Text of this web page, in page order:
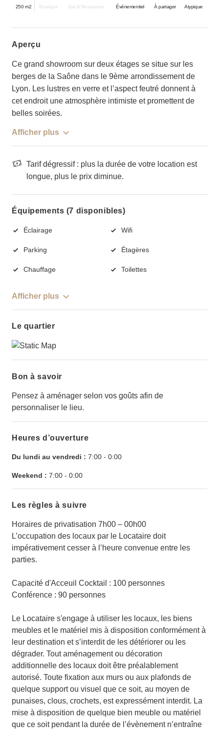
250 m2 Boutique Bar & Restaurant Événementiel À partager Atypique
aperçu
Ce grand showroom sur deux étages se situe sur les
berges de la Saône dans le 9ème arrondissement de
Lyon. Les lustres en verre et l’aspect feutré donnent à
cet endroit une atmosphère intimiste et promettent de
belles soirées.
Afficher plus
Tarif dégressif : plus la durée de votre location est
longue, plus le prix diminue.
Équipements (7 disponibles)
Éclairage Wifi
Parking Étagères
Chauffage Toilettes
Afficher plus
Le quartier
Bon à savoir
Pensez à aménager selon vos goûts afin de
personnaliser le lieu.
Heures d’ouverture
Du lundi au vendredi : 7:00 - 0:00
Weekend : 7:00 - 0:00
Les règles à suivre
Horaires de privatisation 7h00 – 00h00
L’occupation des locaux par le Locataire doit
impérativement cesser à l’heure convenue entre les
parties.
Capacité d'Acceuil Cocktail : 100 personnes
Conférence : 90 personnes
Le Locataire s'engage à utiliser les locaux, les biens
meubles et le matériel mis à disposition conformément à
leur destination et s’interdit de les détériorer ou les
dégrader. Tout aménagement ou décoration
additionnelle des locaux doit être préalablement
autorisé. Toute fixation aux murs ou aux plafonds de
quelque support ou visuel que ce soit, au moyen de
punaises, clous, crochets, est expressément interdit. La
mise à disposition de quelque bien meuble ou matériel
que ce soit pendant la durée de l’évènement n’entraîne